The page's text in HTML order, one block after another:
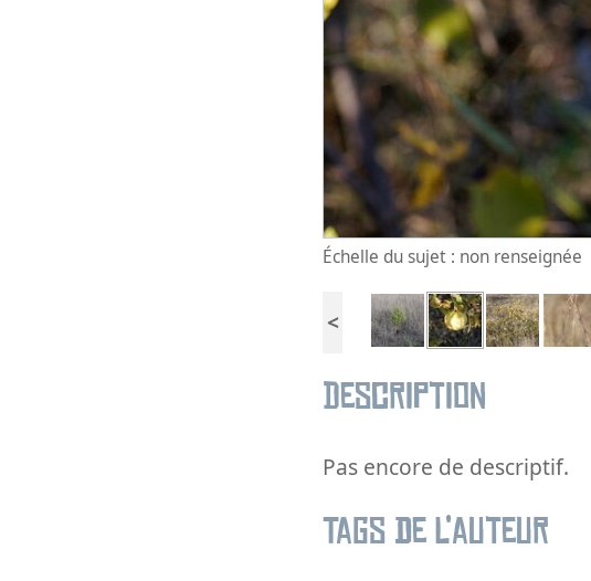
Échelle du sujet : non renseignée
<
Description
Pas encore de descriptif.
Tags de l’auteur